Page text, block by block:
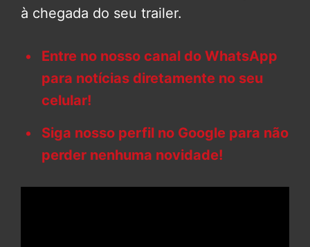
à chegada do seu trailer.
Entre no nosso canal do WhatsApp
para notícias diretamente no seu
celular!
Siga nosso perfil no Google para não
perder nenhuma novidade!